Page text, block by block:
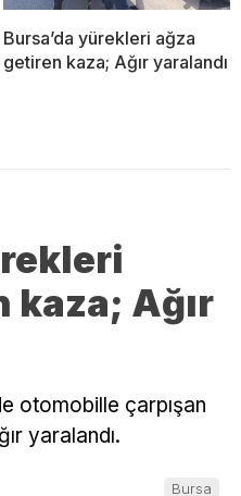
Bursa’da yürekleri ağza
getiren kaza; Ağır yaralandı
kaza; Ağır
otomobille çarpışan
yaralandı.
Bursa